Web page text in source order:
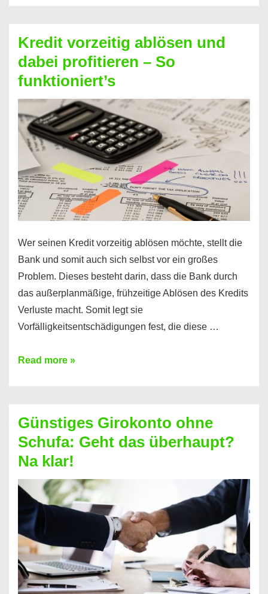
Kredit
berechnen
–
Mit
diesen
Regeln!
Kredit vorzeitig ablösen und
dabei profitieren – So
funktioniert’s
Wer seinen Kredit vorzeitig ablösen möchte, stellt die
Bank und somit auch sich selbst vor ein großes
Problem. Dieses besteht darin, dass die Bank durch
das außerplanmäßige, frühzeitige Ablösen des Kredits
Verluste macht. Somit legt sie
Vorfälligkeitsentschädigungen fest, die diese …
Kredit
dabei
profitieren
–
So
funktioniert’s
Read more »
Günstiges Girokonto ohne
Schufa: Geht das überhaupt?
Na klar!